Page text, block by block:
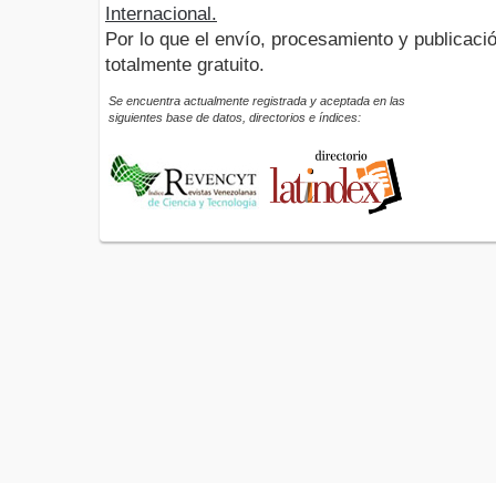
Internacional.
Por lo que el envío, procesamiento y
totalmente gratuito.
Se encuentra actualmente registrada y aceptada en las
siguientes base de datos, directorios e índices: